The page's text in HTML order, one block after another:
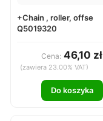
+Chain , roller, offse
Q5019320
Cena: 46,10 zł
(zawiera 23.00% VAT)
Do koszyka